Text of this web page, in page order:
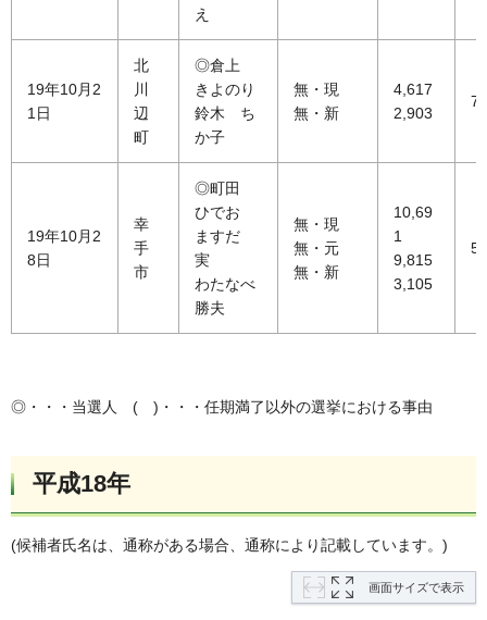
え
19年10月2
1日
北
川
辺
町
◎倉上
きよのり
鈴木 ち
か子
無・現
無・新
4,617
2,903
19年10月2
8日
幸
手
市
◎町田
ひでお
ますだ
実
わたなべ
勝夫
無・現
無・元
無・新
10,69
1
9,815
3,105
◎・・・当選人 ( )・・・任期満了以外の選挙における事由
平成18年
(候補者氏名は、通称がある場合、通称により記載しています。)
画面サイズで表示